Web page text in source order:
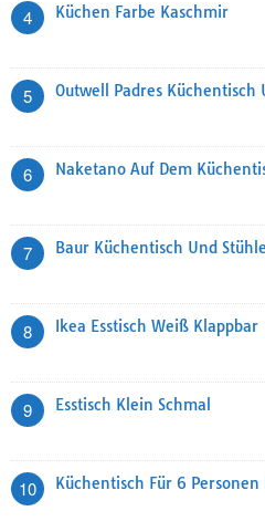
4 Küchen Farbe Kaschmir
5 Outwell Padres Küchentisch
6 Naketano Auf Dem
7 Baur Küchentisch Und
8 Ikea Esstisch Weiß Klappbar
9 Esstisch Klein Schmal
10 Küchentisch Für 6